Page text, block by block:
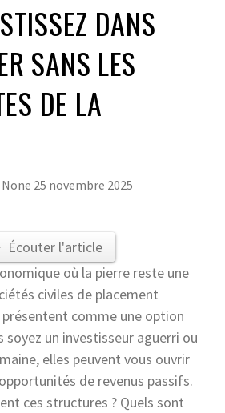
DANS
SANS LES
DE LA
None 25 novembre 2025
Écouter l'article
où la pierre reste une
civiles de placement
comme une option
soyez un investisseur aguerri ou
elles peuvent vous ouvrir
de revenus passifs.
ces structures ? Quels sont